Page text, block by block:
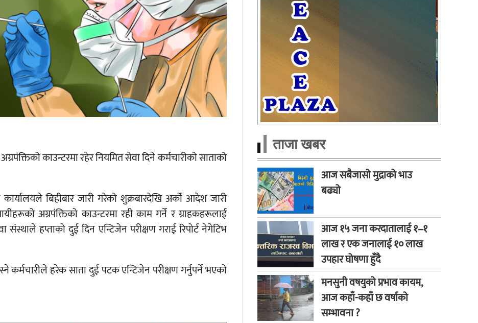
काउन्टरमा रहेर नियमित सेवा दिने कर्मचारीको साताको
बिहीबार जारी गरेको शुक्रबारदेखि अर्को आदेश जारी
अग्रपंक्तिको काउन्टरमा रही काम गर्ने र ग्राहकहरूलाई
संस्थाले हप्ताको दुई दिन एन्टिजेन परीक्षण गराई रिपोर्ट नेगेटिभ
कर्मचारीले हरेक साता दुई पटक एन्टिजेन परीक्षण गर्नुपर्ने भएको
ताजा खबर
आज सबैजासो मुद्राको भाउ
बढ्यो
आज १५ जना करदातालाई १–१
लाख र एक जनालाई १० लाख
उपहार घोषणा हुँदै
मनसुनी वषयुको प्रभाव कायम,
आज कहाँ-कहाँ छ वर्षाको
सम्भावना ?